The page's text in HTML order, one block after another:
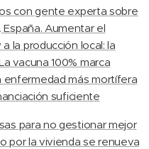
con gente experta sobre
España. Aumentar el
la producción local: la
vacuna 100% marca
enfermedad más mortífera
suficiente
para no gestionar mejor
por la vivienda se renueva